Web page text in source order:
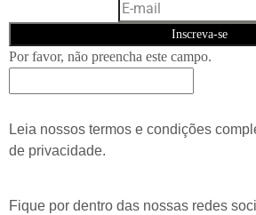
Inscreva-se
Por favor, não preencha este campo.
Leia nossos termos e condições
de privacidade.
Fique por dentro das nossas redes